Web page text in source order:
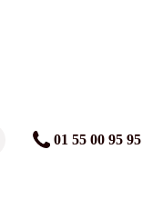
01 55 00 95 95